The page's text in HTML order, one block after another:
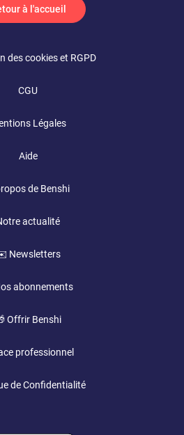
à l'accueil
des cookies et RGPD
CGU
Légales
Aide
de Benshi
actualité
Newsletters
abonnements
Offrir Benshi
professionnel
de Confidentialité